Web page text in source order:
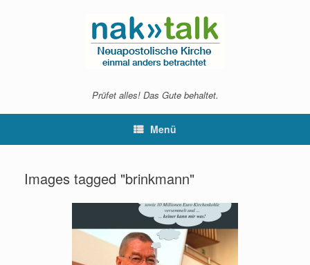
Prüfet alles! Das Gute behaltet.
Menü
Images tagged "brinkmann"